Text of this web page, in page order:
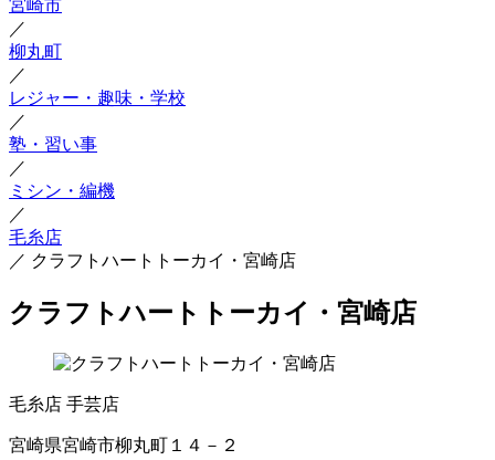
宮崎市
／
柳丸町
／
レジャー・趣味・学校
／
塾・習い事
／
ミシン・編機
／
毛糸店
／ クラフトハートトーカイ・宮崎店
クラフトハートトーカイ・宮崎店
毛糸店 手芸店
宮崎県宮崎市柳丸町１４－２